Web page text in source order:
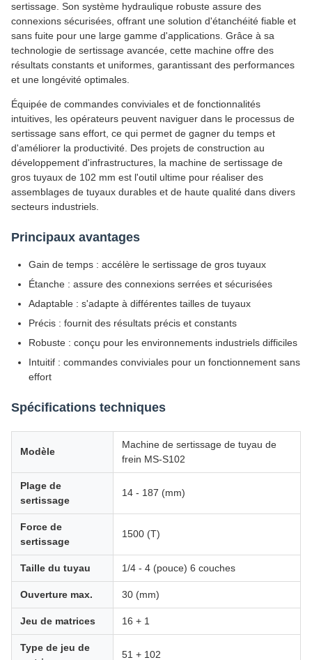
sertissage. Son système hydraulique robuste assure des
connexions sécurisées, offrant une solution d'étanchéité fiable et
sans fuite pour une large gamme d'applications. Grâce à sa
technologie de sertissage avancée, cette machine offre des
résultats constants et uniformes, garantissant des performances
et une longévité optimales.
Équipée de commandes conviviales et de fonctionnalités
intuitives, les opérateurs peuvent naviguer dans le processus de
sertissage sans effort, ce qui permet de gagner du temps et
d'améliorer la productivité. Des projets de construction au
développement d'infrastructures, la machine de sertissage de
gros tuyaux de 102 mm est l'outil ultime pour réaliser des
assemblages de tuyaux durables et de haute qualité dans divers
secteurs industriels.
Principaux avantages
Gain de temps : accélère le sertissage de gros tuyaux
Étanche : assure des connexions serrées et sécurisées
Adaptable : s'adapte à différentes tailles de tuyaux
Précis : fournit des résultats précis et constants
Robuste : conçu pour les environnements industriels difficiles
Intuitif : commandes conviviales pour un fonctionnement sans
effort
Spécifications techniques
Modèle
Machine de sertissage de tuyau de
frein MS-S102
Plage de
sertissage
14 - 187 (mm)
Force de
sertissage
1500 (T)
Taille du tuyau 1/4 - 4 (pouce) 6 couches
Ouverture max. 30 (mm)
Jeu de matrices 16 + 1
Type de jeu de
51 + 102